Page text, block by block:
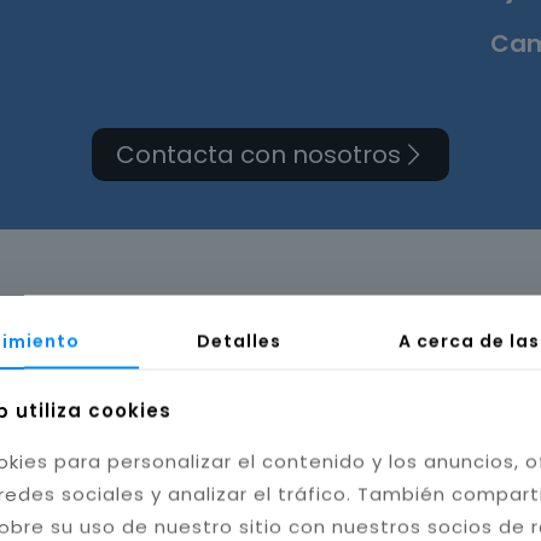
Contacta con nosotros
cuarto de baño en
Detalles A cerca de
utiliza cookies
para personalizar el contenido y los anuncios,
sociales y analizar el tráfico. También
su uso de nuestro sitio con nuestros socios de